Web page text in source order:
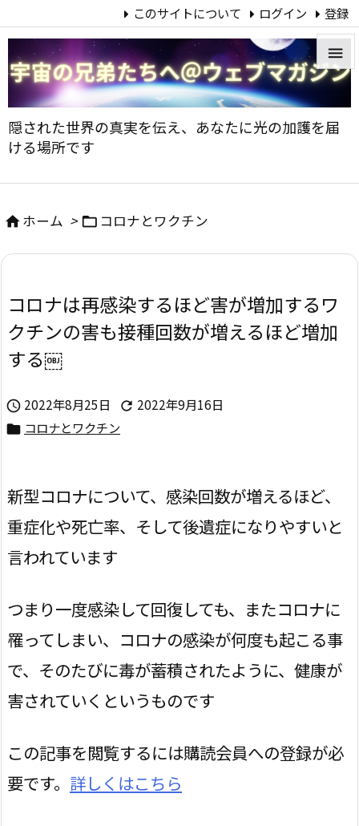
隠された世界の真実を伝え、あなたに光の加護を届
ける場所です


メニ


次へ
検索
このサイトについて ログイン 登録
ホーム >  コロナとワクチン
コロナは再感染するほど害が増加するワ
クチンの害も接種回数が増えるほど増加
する￼
 2022年8月25日  2022年9月16日
 コロナとワクチン
新型コロナについて、感染回数が増えるほど、
重症化や死亡率、そして後遺症になりやすいと
言われています
つまり一度感染して回復しても、またコロナに
罹ってしまい、コロナの感染が何度も起こる事
で、そのたびに毒が蓄積されたように、健康が
害されていくというものです
この記事を閲覧するには購読会員への登録が必
要です。 詳しくはこちら